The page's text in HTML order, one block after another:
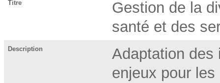
Titre
Gestion de la
santé et des
Description
Adaptation des
enjeux pour